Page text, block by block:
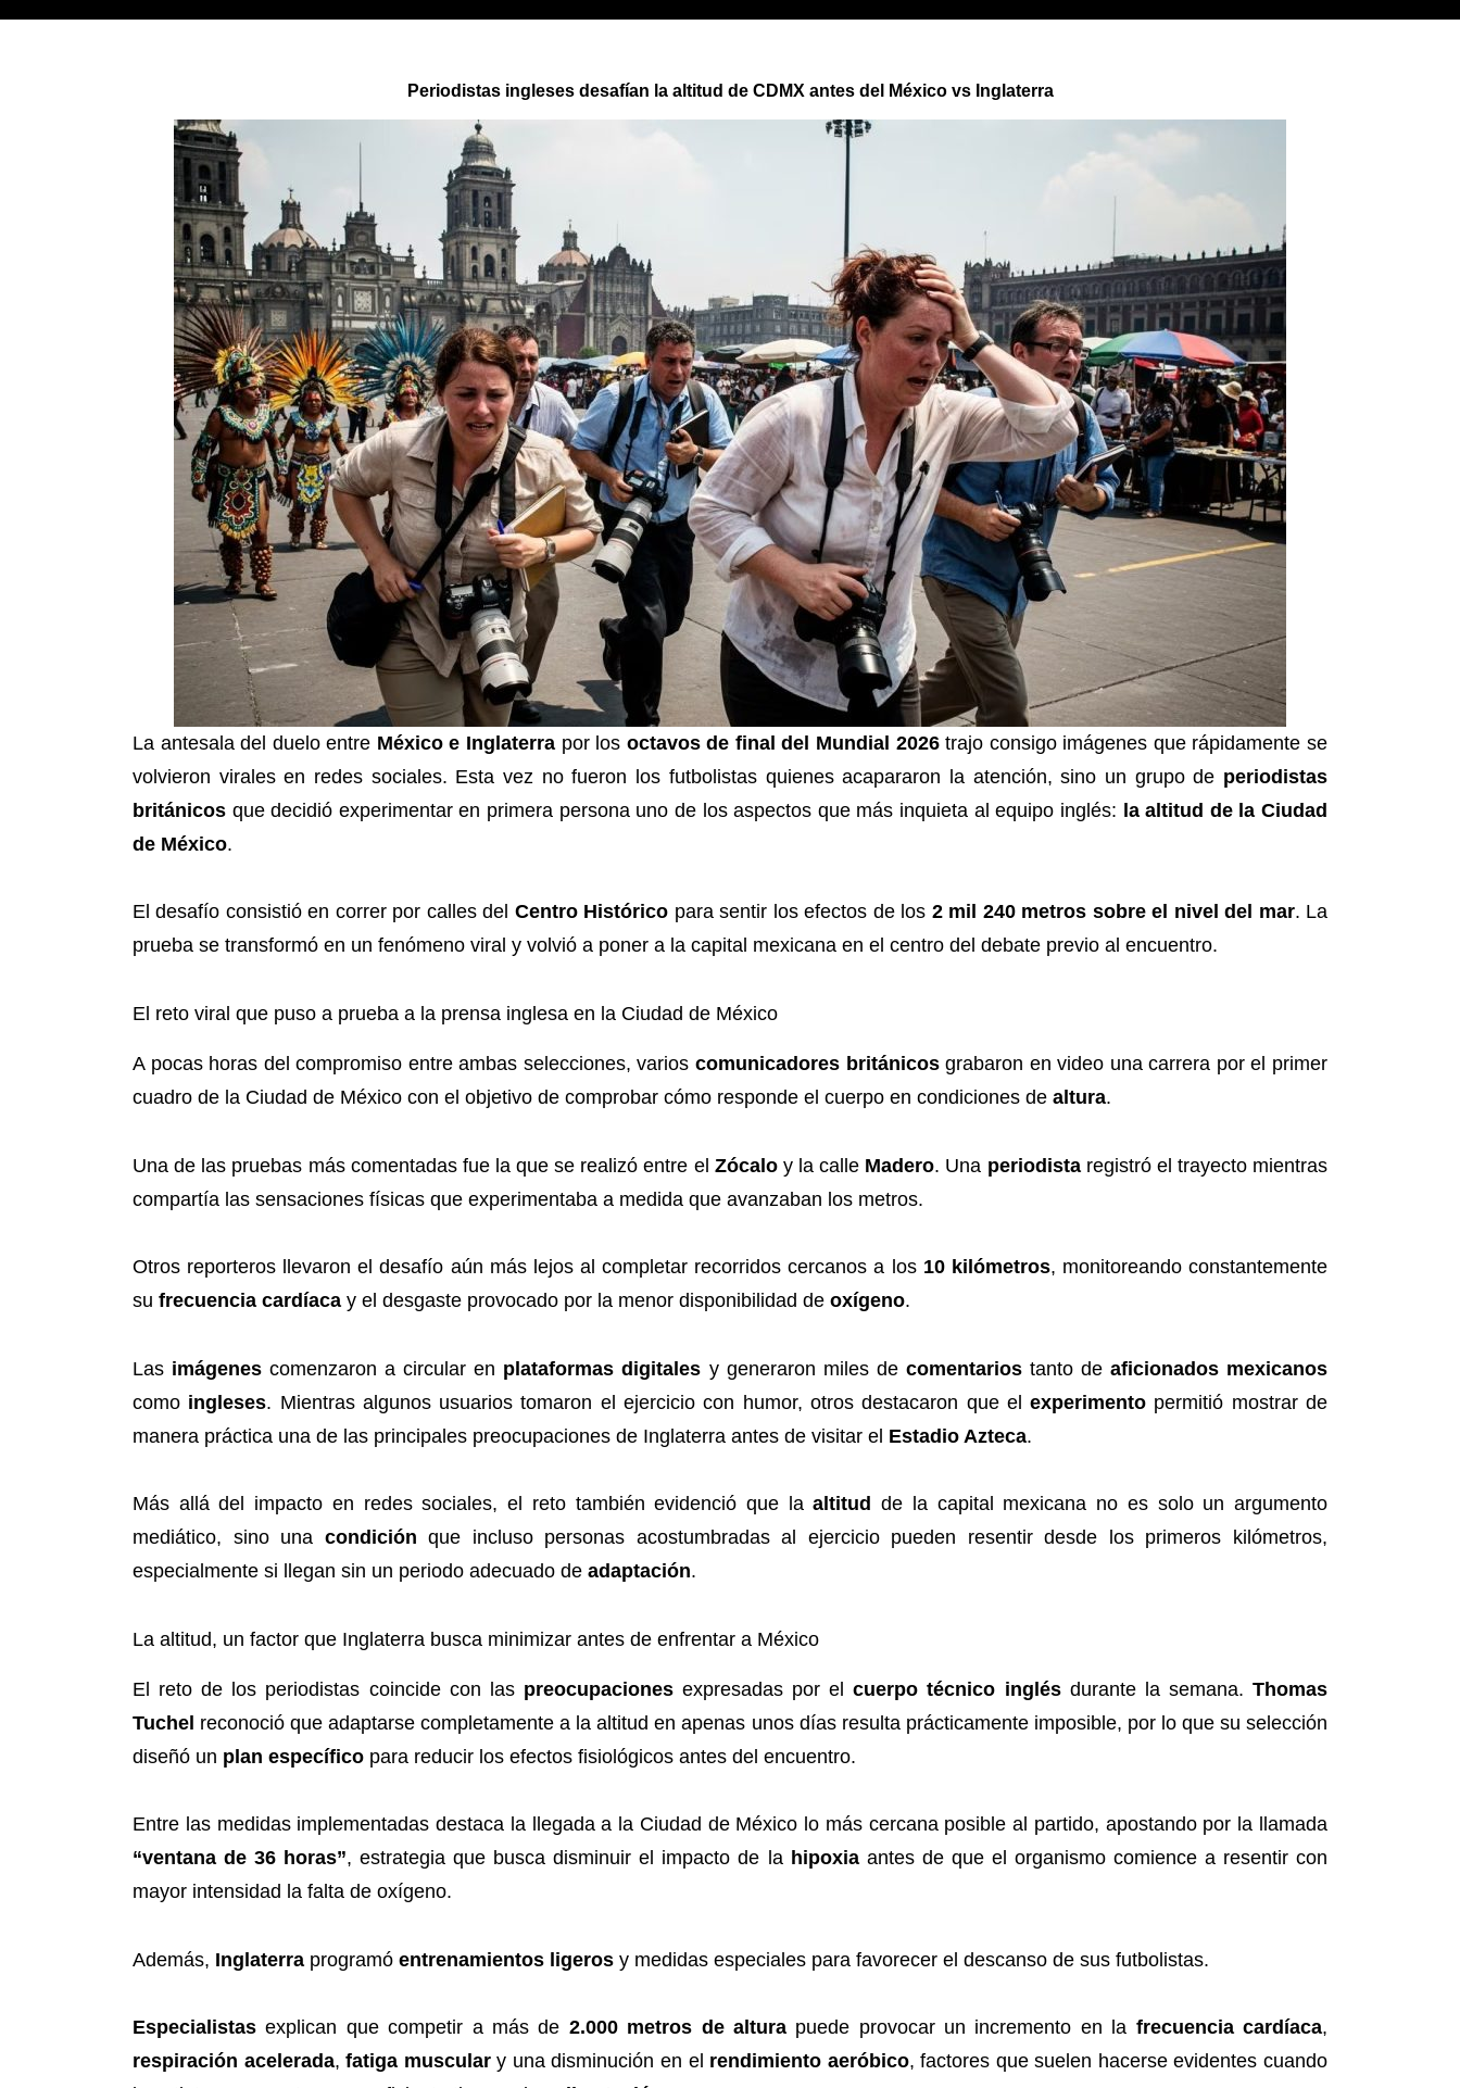
Periodistas ingleses desafían la altitud de CDMX antes del México vs Inglaterra
La antesala del duelo entre México e Inglaterra por los octavos de final del Mundial 2026trajo consigo imágenes que rápidamente se
volvieron virales en redes sociales. Esta vez no fueron los futbolistas quienes acapararon la atención, sino un grupo de periodistas
británicos que decidió experimentar en primera persona uno de los aspectos que más inquieta al equipo inglés: la altitud de la Ciudad
de México.
El desafío consistió en correr por calles del Centro Histórico para sentir los efectos de los 2 mil 240 metros sobre el nivel del mar. La
prueba se transformó en un fenómeno viral y volvió a poner a la capital mexicana en el centro del debate previo al encuentro.
El reto viral que puso a prueba a la prensa inglesa en la Ciudad de México
A pocas horas del compromiso entre ambas selecciones, varios comunicadores británicosgrabaron en video una carrera por el primer
cuadro de la Ciudad de México con el objetivo de comprobar cómo responde el cuerpo en condiciones de altura.
Una de las pruebas más comentadas fue la que se realizó entre el Zócaloy la calle Madero. Una periodistaregistró el trayecto mientras
compartía las sensaciones físicas que experimentaba a medida que avanzaban los metros.
Otros reporteros llevaron el desafío aún más lejos al completar recorridos cercanos a los 10 kilómetros, monitoreando constantemente
su frecuencia cardíaca y el desgaste provocado por la menor disponibilidad de oxígeno.
Las imágenes comenzaron a circular en plataformas digitales y generaron miles de comentariostanto de aficionados mexicanos
como ingleses. Mientras algunos usuarios tomaron el ejercicio con humor, otros destacaron que elexperimento permitió mostrar de
manera práctica una de las principales preocupaciones de Inglaterra antes de visitar el Estadio Azteca.
Más allá del impacto en redes sociales, el reto también evidenció que laaltitud de la capital mexicana no es solo un argumento
mediático, sino una condición que incluso personas acostumbradas al ejercicio pueden resentir desde los primeros kilómetros,
especialmente si llegan sin un periodo adecuado de adaptación.
La altitud, un factor que Inglaterra busca minimizar antes de enfrentar a México
El reto de los periodistas coincide con las preocupacionesexpresadas por elcuerpo técnico inglésdurante la semana.Thomas
Tuchel reconoció que adaptarse completamente a la altitud en apenas unos días resulta prácticamente imposible, por lo que su selección
diseñó un plan específico para reducir los efectos fisiológicos antes del encuentro.
Entre las medidas implementadas destaca la llegada a la Ciudad de México lo más cercana posible al partido, apostando por la llamada
“ventana de 36 horas”, estrategia que busca disminuir el impacto de la hipoxiaantes de que el organismo comience a resentir con
mayor intensidad la falta de oxígeno.
Además, Inglaterra programó entrenamientos ligeros y medidas especiales para favorecer el descanso de sus futbolistas.
Especialistas explican que competir a más de 2.000 metros de alturapuede provocar un incremento en la frecuencia cardíaca,
respiración acelerada,fatiga musculary una disminución en el rendimiento aeróbico, factores que suelen hacerse evidentes cuando